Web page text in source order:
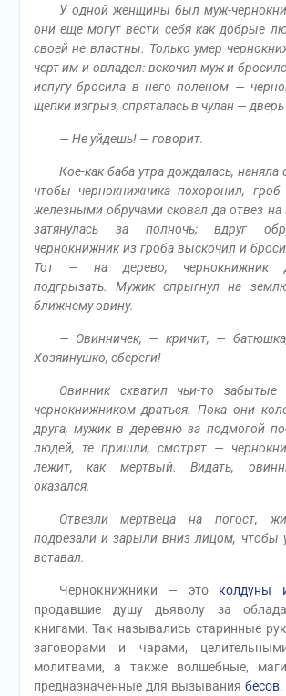
У одной женщины был муж-
они еще могут вести себя как добрые
своей не властны. Только умер
черт им и овладел: вскочил муж и
испугу бросила в него поленом —
щепки изгрыз, спряталась в чулан —
— Не уйдешь! — говорит.
Кое-как баба утра дождалась, наняла
чтобы чернокнижника похоронил, гроб
железными обручами сковал да отвез на
затянулась за полночь; вдруг
чернокнижник из гроба выскочил и
Тот — на дерево, чернокнижник
подгрызать. Мужик спрыгнул на
ближнему овину.
— Овинничек, — кричит, —
Хозяинушко, сбереги!
Овинник схватил чьи-то
чернокнижником драться. Пока они
друга, мужик в деревню за подмогой
людей, те пришли, смотрят —
лежит, как мертвый. Видать,
оказался.
Отвезли мертвеца на погост,
подрезали и зарыли вниз лицом, чтобы
вставал.
Чернокнижники — это колдуны
продавшие душу дьяволу за
книгами. Так назывались старинные
заговорами и чарами,
молитвами, а также волшебные,
предназначенные для вызываниябесов